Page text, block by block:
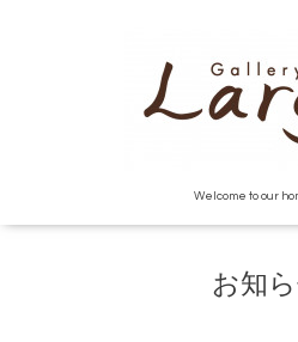
Welcome to our
お知